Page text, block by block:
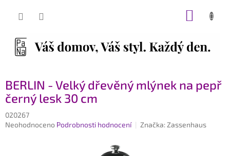
BERLIN - Velký dřevěný mlýnek na pepř
černý lesk 30 cm
020267
Průměrné
Neohodnoceno Podrobnosti hodnocení Značka:Zassenhaus